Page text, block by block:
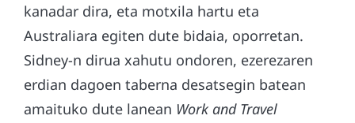
kanadar dira, eta motxila hartu eta
Australiara egiten dute bidaia, oporretan.
Sidney-n dirua xahutu ondoren, ezerezaren
erdian dagoen taberna desatsegin batean
amaituko dute lanean Work and Travel